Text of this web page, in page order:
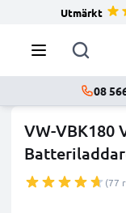
Utmärkt
08
VW-VBK180
(77